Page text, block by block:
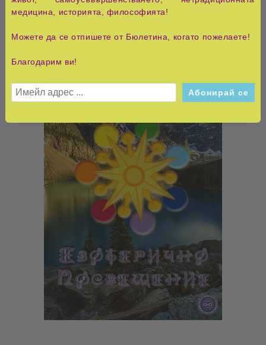
Page 1 of 71
медицина, историята, философията!
Можете да се отпишете от Бюлетина, когато пожелаете!
Благодарим ви!